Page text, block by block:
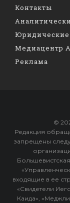
Контакты
Юридические
Медиацентр
Реклама
©
Редакция
запрещены
входящие в ее
«Свидетели
Каида»,